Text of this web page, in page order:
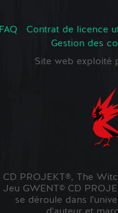
FAQ Contrat de licence
Gestion des
Site web exploité
CD PROJEKT®, The
Jeu GWENT© CD
se déroule dans